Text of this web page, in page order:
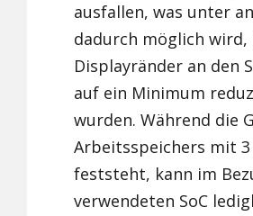
ausfallen, was unter
dadurch möglich wird,
Displayränder an den
auf ein Minimum
wurden. Während die
Arbeitsspeichers mit
feststeht, kann im
verwendeten SoC